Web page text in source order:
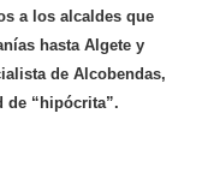
a los alcaldes que
hasta Algete y
de Alcobendas,
de “hipócrita”.